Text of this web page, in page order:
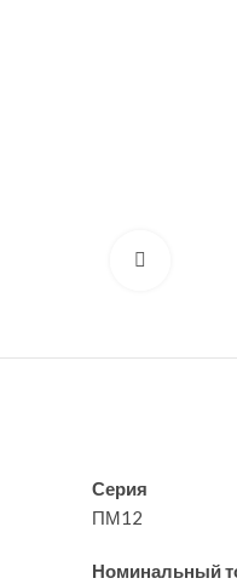
Серия
ПМ12
Номинальный